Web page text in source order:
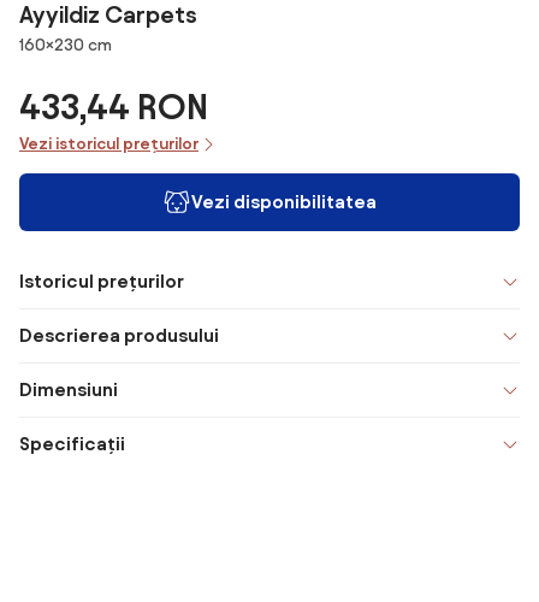
Ayyildiz Carpets
Dimensiuni
160×230 cm
433,44 RON
Vezi istoricul prețurilor
Vezi disponibilitatea
Istoricul prețurilor
Descrierea produsului
Dimensiuni
Specificații